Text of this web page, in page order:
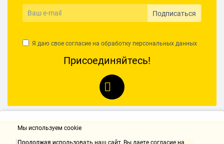
Поддержка PCI Express 2.0
есть
5.1CH, HDA, на основе Realtek ALC662
Сеть
Подписаться
Я даю свое согласие на обработку персональных данных
Присоединяйтесь!
Мы используем cookie
Продолжая использовать наш cайт, Вы даете согласие на